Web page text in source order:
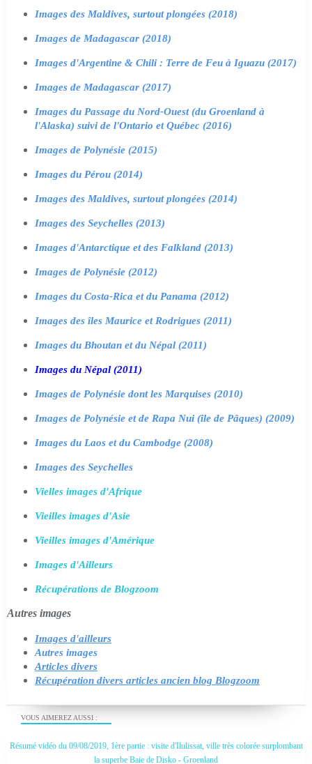
VOUS AIMEREZ AUSSI :
Résumé vidéo du 09/08/2019, 1ère partie : visite d'Ilulissat, ville très colorée surplombant
la superbe Baie de Disko - Groenland
Images des Maldives, surtout plongées (2018)
Images de Madagascar (2018)
Images d'Argentine & Chili : Terre de Feu à Iguazu (2017)
Images de Madagascar (2017)
Images du Passage du Nord-Ouest (du Groenland à
l'Alaska) suivi de l'Ontario et Québec (2016)
Images de Polynésie (2015)
Images du Pérou (2014)
Images des Maldives, surtout plongées (2014)
Images des Seychelles (2013)
Images d'Antarctique et des Falkland (2013)
Images de Polynésie (2012)
Images du Costa-Rica et du Panama (2012)
Images des îles Maurice et Rodrigues (2011)
Images du Bhoutan et du Népal (2011)
Images du Népal (2011)
Images de Polynésie dont les Marquises (2010)
Images de Polynésie et de Rapa Nui (île de Pâques) (2009)
Images du Laos et du Cambodge (2008)
Images des Seychelles
Vielles images d'Afrique
Vieilles images d'Asie
Vieilles images d'Amérique
Images d'Ailleurs
Récupérations de Blogzoom
Autres images
Images d'ailleurs
Autres images
Articles divers
Récupération divers articles ancien blog Blogzoom